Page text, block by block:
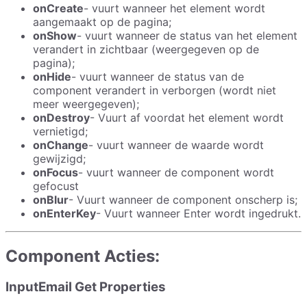
onCreate- vuurt wanneer het element wordt
aangemaakt op de pagina;
onShow- vuurt wanneer de status van het element
verandert in zichtbaar (weergegeven op de
pagina);
onHide- vuurt wanneer de status van de
component verandert in verborgen (wordt niet
meer weergegeven);
onDestroy- Vuurt af voordat het element wordt
vernietigd;
onChange- vuurt wanneer de waarde wordt
gewijzigd;
onFocus- vuurt wanneer de component wordt
gefocust
onBlur- Vuurt wanneer de component onscherp is;
onEnterKey- Vuurt wanneer Enter wordt ingedrukt.
Component Acties:
InputEmail Get Properties